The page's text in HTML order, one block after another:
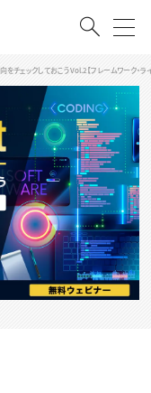
会員登録
チェックしておこうVol.2【フレームワーク・ラ